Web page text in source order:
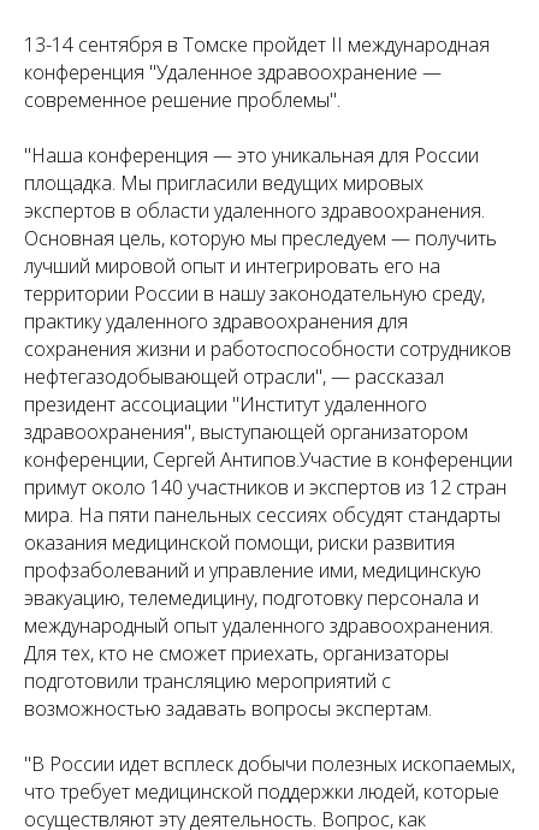
13-14 сентября в Томске пройдет II международная
конференция "Удаленное здравоохранение —
современное решение проблемы".
"Наша конференция — это уникальная для России
площадка. Мы пригласили ведущих мировых
экспертов в области удаленного здравоохранения.
Основная цель, которую мы преследуем — получить
лучший мировой опыт и интегрировать его на
территории России в нашу законодательную среду,
практику удаленного здравоохранения для
сохранения жизни и работоспособности сотрудников
нефтегазодобывающей отрасли", — рассказал
президент ассоциации "Институт удаленного
здравоохранения", выступающей организатором
конференции, Сергей Антипов.Участие в конференции
примут около 140 участников и экспертов из 12 стран
мира. На пяти панельных сессиях обсудят стандарты
оказания медицинской помощи, риски развития
профзаболеваний и управление ими, медицинскую
эвакуацию, телемедицину, подготовку персонала и
международный опыт удаленного здравоохранения.
Для тех, кто не сможет приехать, организаторы
подготовили трансляцию мероприятий с
возможностью задавать вопросы экспертам.
"В России идет всплеск добычи полезных ископаемых,
что требует медицинской поддержки людей, которые
осуществляют эту деятельность. Вопрос, как